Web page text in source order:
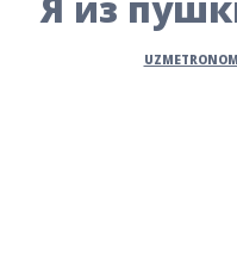
UZMETRONOM